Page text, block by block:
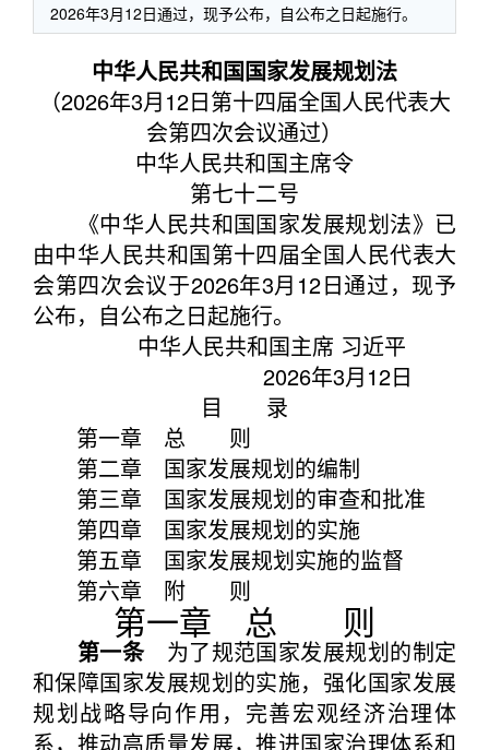
2026年3月12日通过，现予公布，自公布之日起施行。
中华人民共和国国家发展规划法
（2026年3月12日第十四届全国人民代表大
会第四次会议通过）
中华人民共和国主席令
第七十二号
《中华人民共和国国家发展规划法》已
由中华人民共和国第十四届全国人民代表大
会第四次会议于2026年3月12日通过，现予
公布，自公布之日起施行。
中华人民共和国主席 习近平
2026年3月12日
目 录
第一章 总 则
第二章 国家发展规划的编制
第三章 国家发展规划的审查和批准
第四章 国家发展规划的实施
第五章 国家发展规划实施的监督
第六章 附 则
第一章 总 则
第一条为了规范国家发展规划的制定
和保障国家发展规划的实施，强化国家发展
规划战略导向作用，完善宏观经济治理体
系，推动高质量发展，推进国家治理体系和